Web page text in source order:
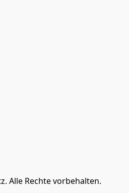
Alle Rechte vorbehalten.